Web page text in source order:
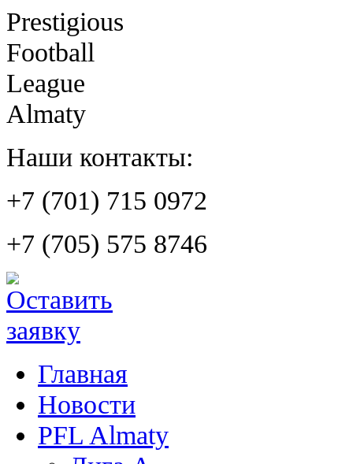
Prestigious
Football
League
Almaty
Наши контакты:
+7 (701) 715 0972
+7 (705) 575 8746
Главная
Новости
PFL Almaty